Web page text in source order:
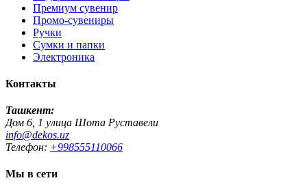
Премиум сувенир
Промо-сувениры
Ручки
Сумки и папки
Электроника
Контакты
Ташкент:
Дом 6, 1 улица Шота Руставели
info@dekos.uz
Телефон: +998555110066
Мы в сети